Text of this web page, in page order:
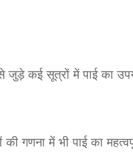
जुड़े कई सूत्रों में पाई का
गणना में भी पाई का